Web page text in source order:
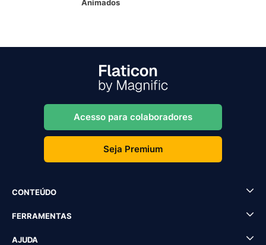
Animados
Acesso para colaboradores
Seja Premium
CONTEÚDO
FERRAMENTAS
AJUDA